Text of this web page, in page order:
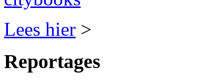
Lees hier >
Reportages